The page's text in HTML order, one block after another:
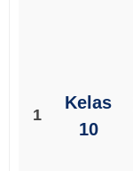
1
Kelas
10